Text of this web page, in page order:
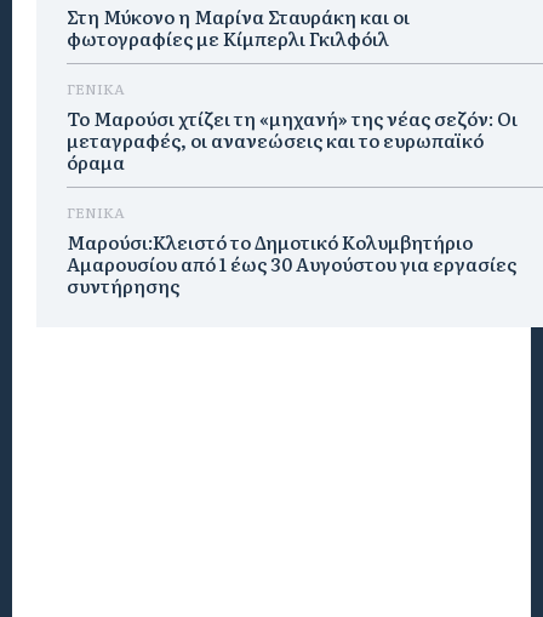
Στη Μύκονο η Μαρίνα Σταυράκη και οι
φωτογραφίες με Κίμπερλι Γκιλφόιλ
ΓΕΝΙΚΑ
Το Μαρούσι χτίζει τη «μηχανή» της νέας σεζόν: Οι
μεταγραφές, οι ανανεώσεις και το ευρωπαϊκό
όραμα
ΓΕΝΙΚΑ
Μαρούσι:Κλειστό το Δημοτικό Κολυμβητήριο
Αμαρουσίου από 1 έως 30 Αυγούστου για εργασίες
συντήρησης